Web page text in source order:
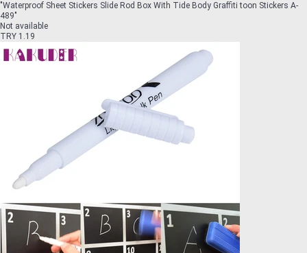
"Waterproof Sheet Stickers Slide Rod Box With Tide Body Graffiti toon Stickers A-
489"
Not available
TRY 1.19